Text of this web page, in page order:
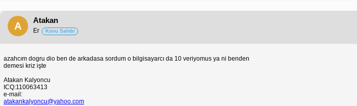
A
Atakan
Er Konu Sahibi
azahcım dogru dio ben de arkadasa sordum o bilgisayarcı da 10 veriyomus ya ni benden
demesi kriz işte
Atakan Kalyoncu
ICQ:110063413
e-mail:
atakankalyoncu@yahoo.com